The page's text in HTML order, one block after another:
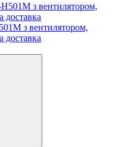
з вентилятором,
доставка